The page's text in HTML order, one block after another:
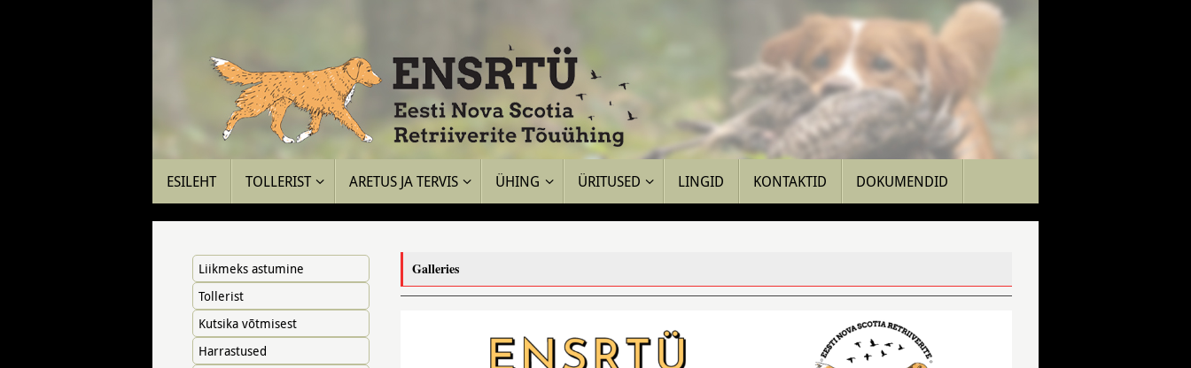
content
ESILEHT TOLLERIST ARETUS JA TERVIS ÜHING ÜRITUSED LINGID KONTAKTID DOKUMENDID
Galleries
Liikmeks astumine
Tollerist
Kutsika võtmisest
Harrastused